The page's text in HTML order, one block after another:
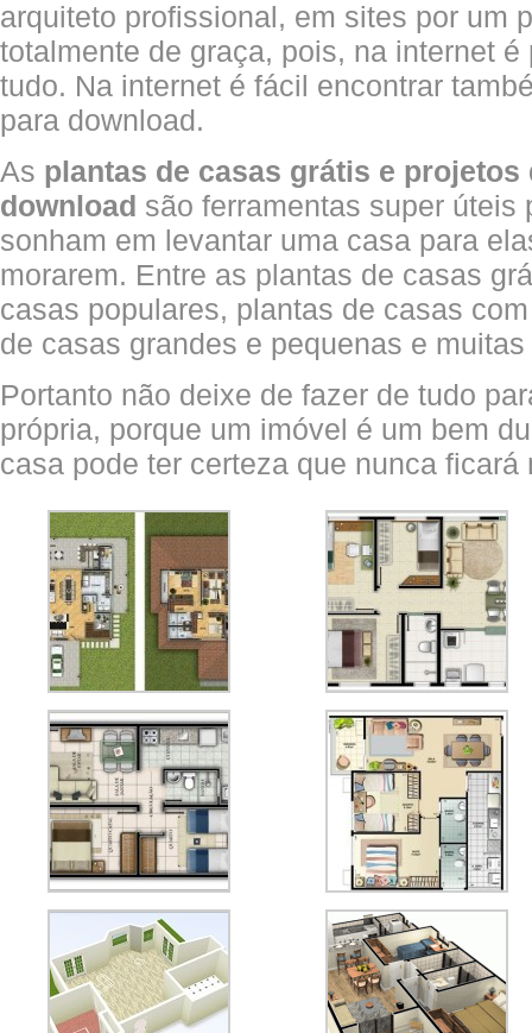
arquiteto profissional, em sites por um
totalmente de graça, pois, na internet
tudo. Na internet é fácil encontrar
para download.
As plantas de casas grátis e projetos
download são ferramentas super úteis
sonham em levantar uma casa para
morarem. Entre as plantas de casas
casas populares, plantas de casas
de casas grandes e pequenas e
Portanto não deixe de fazer de tudo
própria, porque um imóvel é um bem
casa pode ter certeza que nunca ficará